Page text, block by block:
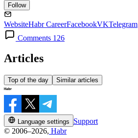
Follow
WebsiteHabr CareerFacebookVKTelegram
Comments 126
Articles
Top of the day Similar articles
Language settings
Support
© 2006–2026, Habr